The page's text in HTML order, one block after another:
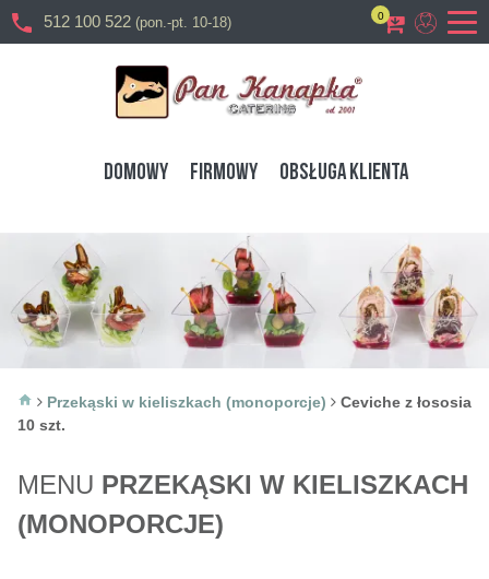
512 100 522 (pon.-pt. 10-18) 0
DOMOWY FIRMOWY OBSŁUGA KLIENTA
Przekąski w kieliszkach (monoporcje)
Ceviche z łososia
10 szt.
MENU PRZEKĄSKI W KIELISZKACH
(MONOPORCJE)